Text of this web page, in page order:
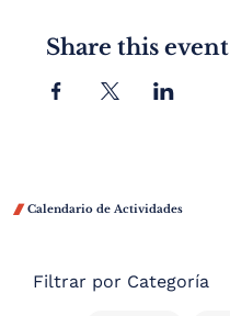
Filtrar por Categoría
 Calendario de Actividades
Share this event